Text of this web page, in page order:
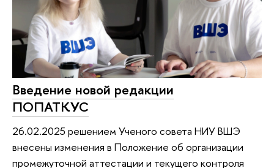
Введение новой редакции
ПОПАТКУС
26.02.2025 решением Ученого совета НИУ ВШЭ
внесены изменения в Положение об организации
промежуточной аттестации и текущего контроля